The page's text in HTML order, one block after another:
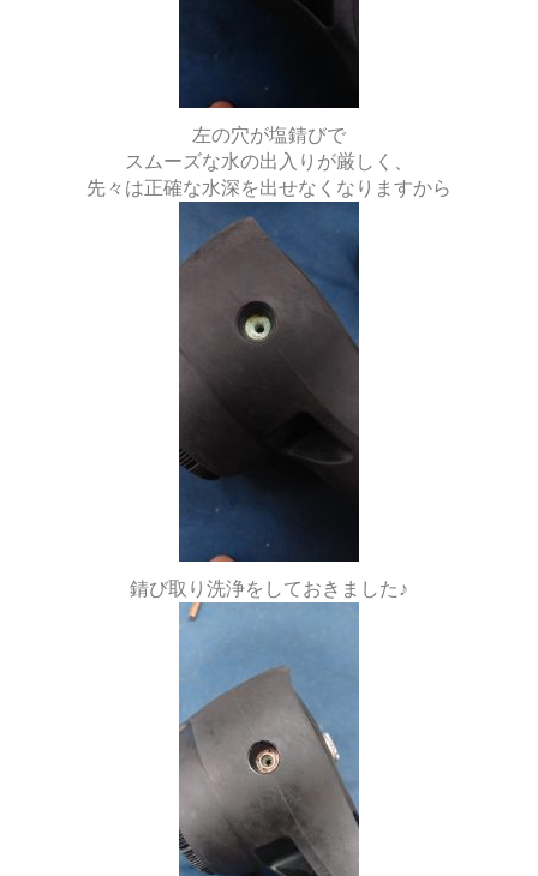
左の穴が塩錆びで
スムーズな水の出入りが厳しく、
先々は正確な水深を出せなくなりますから
錆び取り洗浄をしておきました♪